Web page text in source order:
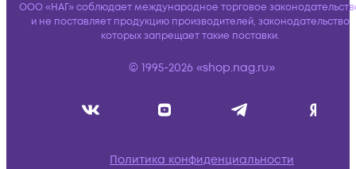
ООО «НАГ» соблюдает международное торговое
и не поставляет продукцию производителей, законодательство
которых запрещает такие поставки.
© 1995-2026 «shop.nag.ru»
Политика конфиденциальности